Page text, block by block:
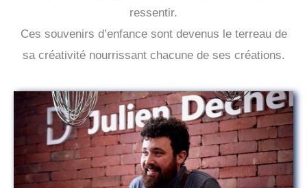
ressentir.
Ces souvenirs d’enfance sont devenus le terreau de
sa créativité nourrissant chacune de ses créations.